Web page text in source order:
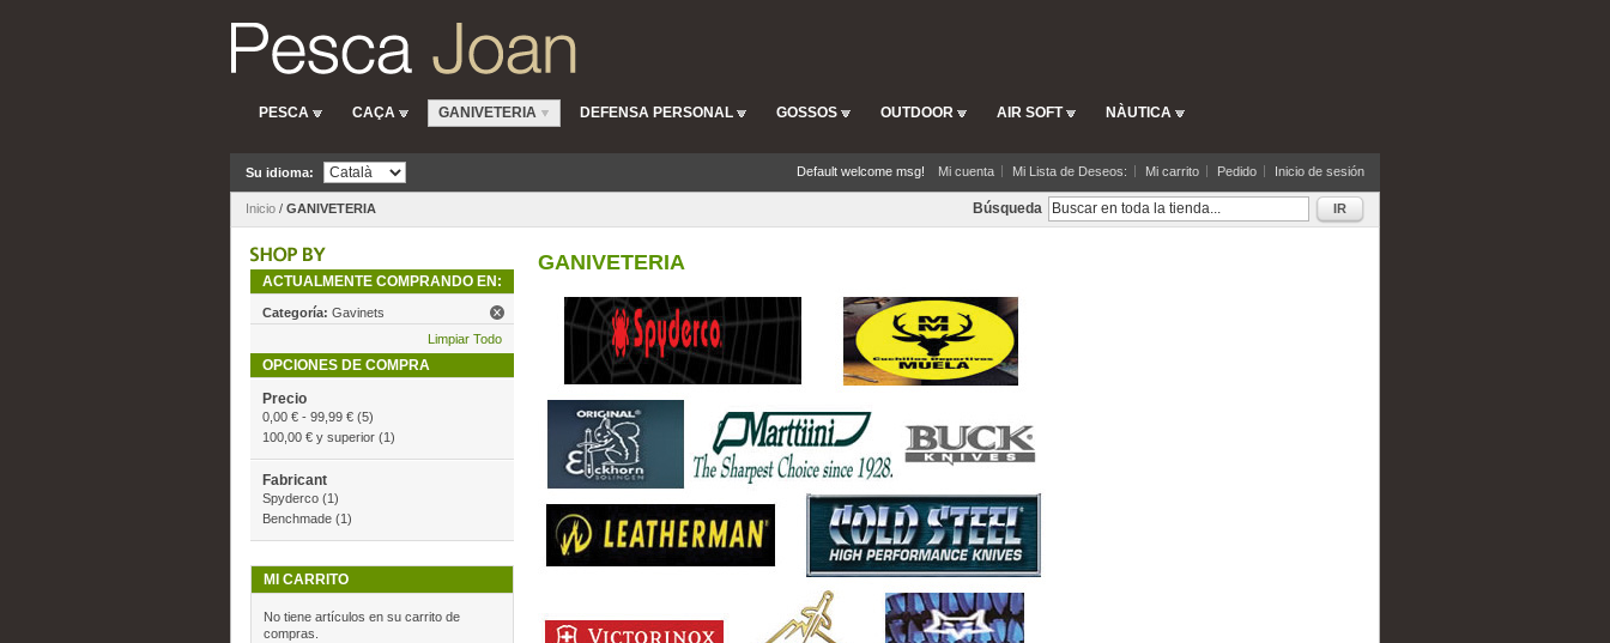
PESCA CAÇA GANIVETERIA DEFENSA PERSONAL GOSSOS OUTDOOR AIR SOFT NÀUTICA
Su idioma: Default welcome msg! Mi cuenta Mi Lista de Deseos: Mi carrito Pedido Inicio de sesión
Inicio / GANIVETERIA Búsqueda IR
GANIVETERIA
ACTUALMENTE COMPRANDO EN:
Categoría: Gavinets
Limpiar Todo
OPCIONES DE COMPRA
Precio
0,00 € - 99,99 € (5)
100,00 € y superior (1)
Fabricant
Spyderco (1)
Benchmade (1)
MI CARRITO
No tiene artículos en su carrito de
compras.